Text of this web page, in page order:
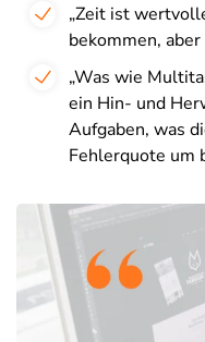
„Zeit ist
bekommen, aber
„Was wie
ein Hin- und
Aufgaben, was
Fehlerquote um